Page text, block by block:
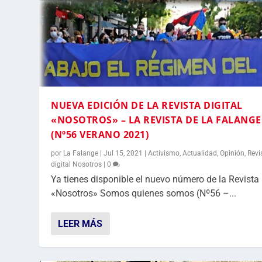
NUEVA EDICIÓN DE LA REVISTA DIGITAL
«NOSOTROS» – LA REVISTA DE LA FALANGE
(Nº56 VERANO 2021)
por La Falange |Jul 15, 2021 |Activismo,Actualidad,Opinión,
digital Nosotros |0
Ya tienes disponible el nuevo número de la Revista
«Nosotros» Somos quienes somos (Nº56 –...
LEER MÁS